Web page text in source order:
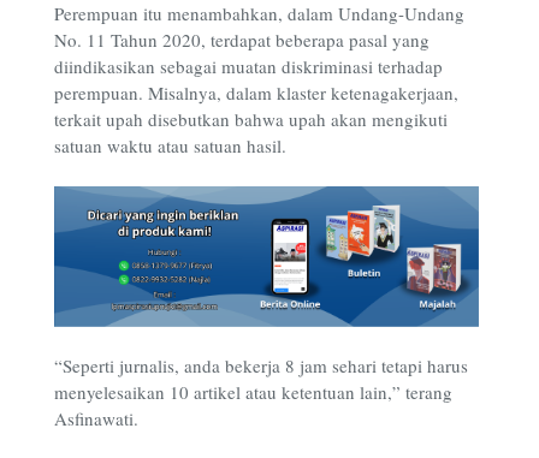
Perempuan itu menambahkan, dalam Undang-Undang
No. 11 Tahun 2020, terdapat beberapa pasal yang
diindikasikan sebagai muatan diskriminasi terhadap
perempuan. Misalnya, dalam klaster ketenagakerjaan,
terkait upah disebutkan bahwa upah akan mengikuti
satuan waktu atau satuan hasil.
“Seperti jurnalis, anda bekerja 8 jam sehari tetapi harus
menyelesaikan 10 artikel atau ketentuan lain,” terang
Asfinawati.